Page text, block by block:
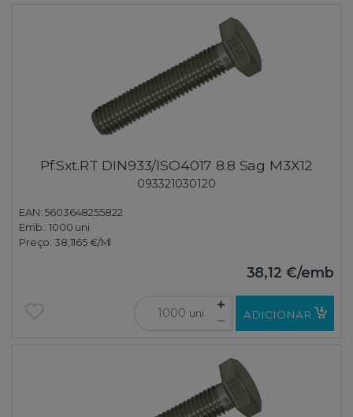
Pf.Sxt.RT DIN933/ISO4017 8.8 Sag M3X12
093321030120
EAN: 5603648255822
Emb.:1000 uni
Preço: 38,1165 €/Ml
38,12 €/emb
uni ADICIONAR